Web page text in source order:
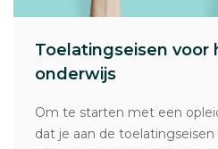
Toelatingseisen voor
onderwijs
Om te starten met een
dat je aan de